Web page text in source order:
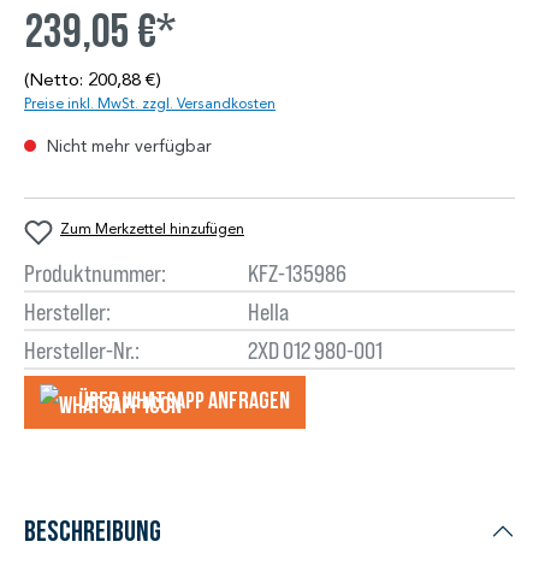
239,05 €*
(Netto: 200,88 €)
Preise inkl. MwSt. zzgl. Versandkosten
Nicht mehr verfügbar
Zum Merkzettel hinzufügen
Produktnummer:
KFZ-135986
Hersteller:
Hella
Hersteller-Nr.:
2XD 012 980-001
Über WhatsApp anfragеn
Beschreibung